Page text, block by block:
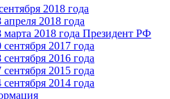
2018 года
2018 года
2018 года Президент РФ
2017 года
2016 года
2015 года
2014 года